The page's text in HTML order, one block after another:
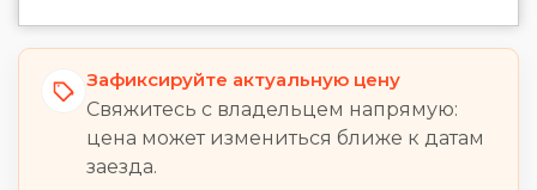
Зафиксируйте актуальную цену
Свяжитесь с владельцем напрямую:
цена может измениться ближе к датам
заезда.